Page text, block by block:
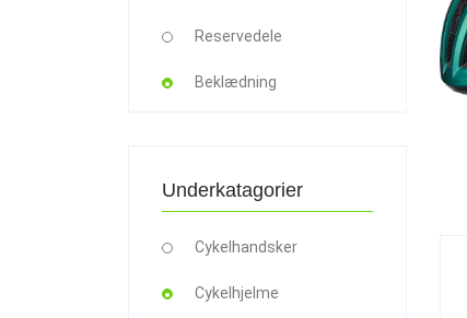
Reservedele
Beklædning
Underkatagorier
Cykelhandsker
Cykelhjelme